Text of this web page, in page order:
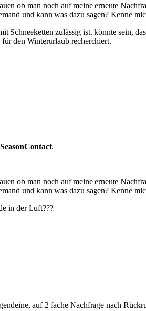
ob man noch auf meine erneute
und kann was dazu sagen? Kenne
zulässig ist. könnte sein,
den Winterurlaub recherchiert.
.
ob man noch auf meine erneute
und kann was dazu sagen? Kenne
in der Luft???
auf 2 fache Nachfrage nach